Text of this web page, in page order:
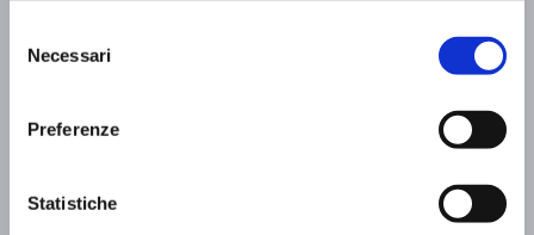
delNecessari
Preferenze
Statistiche